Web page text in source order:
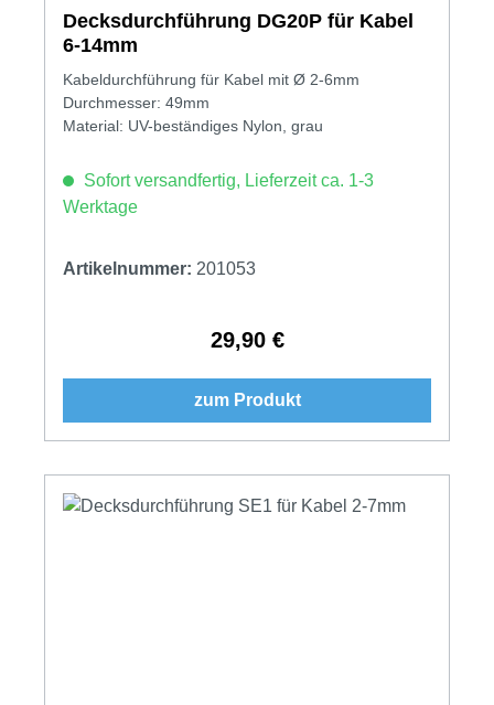
Decksdurchführung DG20P für Kabel
6-14mm
Kabeldurchführung für Kabel mit Ø 2-6mm
Durchmesser: 49mm
Material: UV-beständiges Nylon, grau
Sofort versandfertig, Lieferzeit ca. 1-3
Werktage
Artikelnummer: 201053
Regulärer Preis:
29,90 €
zum Produkt